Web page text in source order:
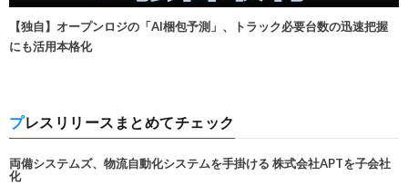
【独自】オープンロジの「AI梱包予測」、トラック必要台数の迅速把握
にも活用本格化
プレスリリースまとめてチェック
両備システムズ、物流自動化システムを手掛ける 株式会社APTを子会社
化